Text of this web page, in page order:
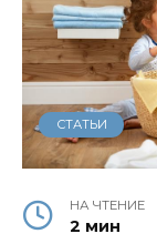
СТАТЬИ
НА ЧТЕНИЕ
2 мин